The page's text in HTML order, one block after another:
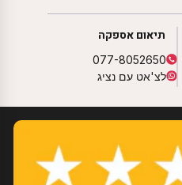
תיאום אספקה
077-8052650
לצ'אט עם נציג